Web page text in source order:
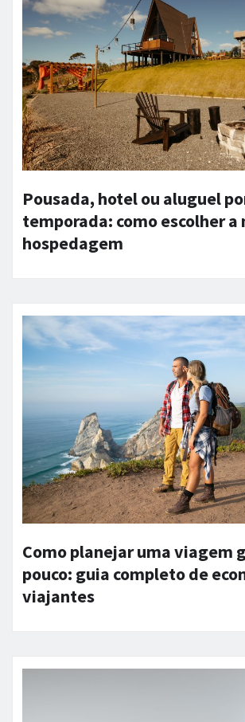
Pousada, hotel ou aluguel
temporada: como escolher a
hospedagem
Como planejar uma viagem
pouco: guia completo de
viajantes